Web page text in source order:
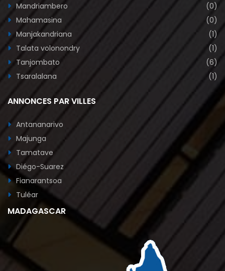
Mandriambero
(0)
Mahamasina
(0)
Manjakandriana
(1)
Talata volonondry
(1)
Tanjombato
(6)
Tsaralalana
(1)
ANNONCES PAR VILLES
Antananarivo
Majunga
Tamatave
Diégo-Suarez
Fianarantsoa
Tuléar
MADAGASCAR